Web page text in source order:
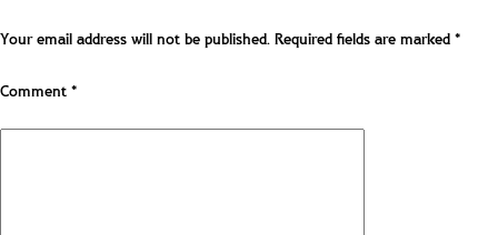
Your email address will not be published.Required fields are marked*
Comment*